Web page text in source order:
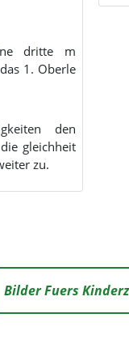
dritte m
den
weiter zu.
Bilder Fuers